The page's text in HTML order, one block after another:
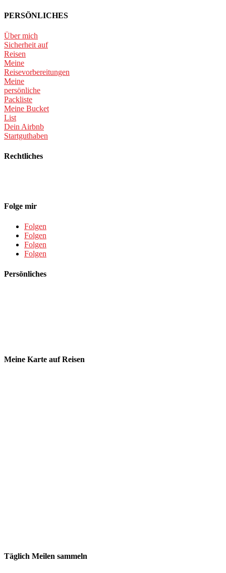
PERSÖNLICHES
Über mich
Sicherheit auf
Reisen
Meine
Reisevorbereitungen
Meine
persönliche
Packliste
Meine Bucket
List
Dein Airbnb
Startguthaben
Rechtliches
Folge mir
Folgen
Folgen
Folgen
Folgen
Persönliches
Meine Karte auf Reisen
Täglich Meilen sammeln